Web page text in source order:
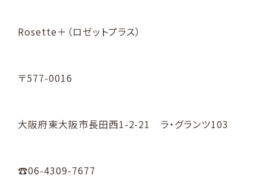
Rosette＋（ロゼットプラス）
〒577-0016
大阪府東大阪市長田西1-2-21 ラ・グランツ103
☎06-4309-7677